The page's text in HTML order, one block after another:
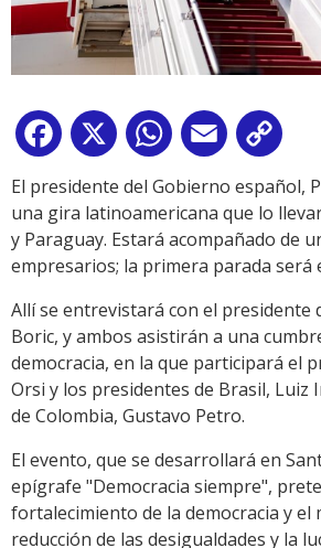
Facebook
X WhatsApp
Email
Link
El presidente del Gobierno español,
una gira latinoamericana que lo
y Paraguay. Estará acompañado de
empresarios; la primera parada será
Allí se entrevistará con el presidente
Boric, y ambos asistirán a una
democracia, en la que participará el
Orsi y los presidentes de Brasil, Luiz
de Colombia, Gustavo Petro.
El evento, que se desarrollará en
epígrafe "Democracia siempre",
fortalecimiento de la democracia y el
reducción de las desigualdades y la